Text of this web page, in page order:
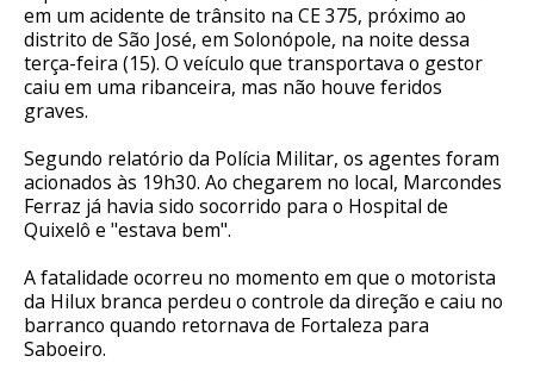
em um acidente de trânsito na CE 375, próximo ao
distrito de São José, em Solonópole, na noite dessa
terça-feira (15). O veículo que transportava o gestor
caiu em uma ribanceira, mas não houve feridos
graves.
Segundo relatório da Polícia Militar, os agentes foram
acionados às 19h30. Ao chegarem no local, Marcondes
Ferraz já havia sido socorrido para o Hospital de
Quixelô e "estava bem".
A fatalidade ocorreu no momento em que o motorista
da Hilux branca perdeu o controle da direção e caiu no
barranco quando retornava de Fortaleza para
Saboeiro.